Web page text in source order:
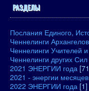
РАЗДЕЛЫ
Послания Единого,
Ченнелинги Архангелов
Ченнелинги Учителей
Ченнелинги других
2021 ЭНЕРГИИ года
2021 - энергии месяцев
2022 ЭНЕРГИИ года [1]